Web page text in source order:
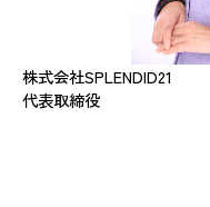
株式会社SPLENDID21
代表取締役